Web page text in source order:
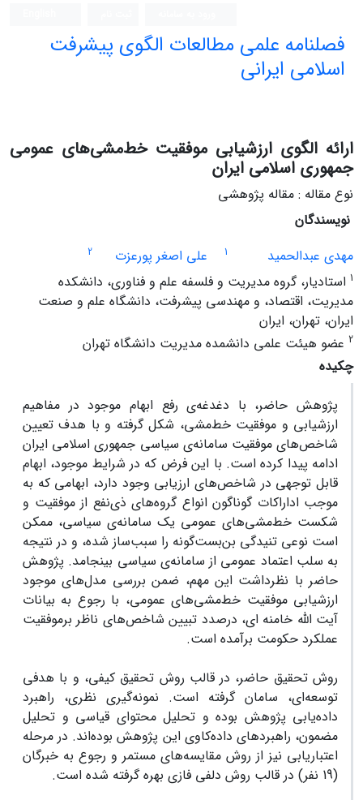
فصلنامه علمی مطالعات الگوی پیشرفت
اسلامی ایرانی
ارائه الگوی ارزشیابی موفقیت خط‌مشی‌های عمومی
جمهوری اسلامی ایران
نوع مقاله : مقاله پژوهشی
نویسندگان
مهدی عبدالحمید
1 علی اصغر پورعزت
2
1 استادیار، گروه مدیریت و فلسفه علم و فناوری، دانشکده
مدیریت، اقتصاد، و مهندسی پیشرفت، دانشگاه علم و صنعت
ایران، تهران، ایران
2 عضو هیئت علمی دانشمده مدیریت دانشگاه تهران
چکیده
پژوهش‌ حاضر، با دغدغه‌ی رفع ابهام موجود در مفاهیم
ارزشیابی و موفقیت خط‌مشی، شکل گرفته و با هدف تعیین
شاخص‌های موفقیت سامانه‌ی سیاسی جمهوری اسلامی ایران
ادامه پیدا کرده است. با این فرض که در شرایط موجود، ابهام
قابل توجهی در شاخص‌های ارزیابی وجود دارد، ابهامی که به
موجب اداراکات گوناگون انواع گروه‌های ذی‌نفع از موفقیت و
شکست خط‌مشی‌های عمومی یک سامانه‌ی سیاسی، ممکن
است نوعی تنیدگی بن‌بست‌گونه را سبب‌ساز شده، و در نتیجه
به سلب اعتماد عمومی از سامانه‌ی سیاسی بینجامد. پژوهش
حاضر با نظرداشت این مهم، ضمن بررسی مدل‌های موجود
ارزشیابی موفقیت خط‌مشی‌های عمومی، با رجوع به بیانات
آیت الله خامنه ای، درصدد تبیین شاخص‌های ناظر برموفقیت
عملکرد حکومت برآمده است.
روش تحقیق حاضر، در قالب روش تحقیق کیفی، و با هدفی
توسعه‌ای، سامان گرفته است. نمونه‌گیری نظری، راهبرد
داده‌یابی پژوهش بوده و تحلیل محتوای قیاسی و تحلیل
مضمون، راهبرد‌های داده‌کاوی این پژوهش بوده‌اند. در مرحله
اعتباریابی نیز از روش مقایسه‌های مستمر و رجوع به خبرگان
(19 نفر) در قالب روش دلفی فازی بهره گرفته شده است.